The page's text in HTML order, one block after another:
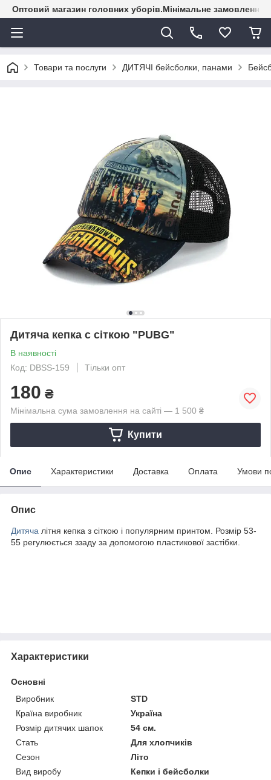
Оптовий магазин головних уборів.Мінімальне замовлення
Товари та послуги ДИТЯЧІ бейсболки, панами
Дитяча кепка c сіткою "PUBG"
В наявності
Код: DBSS-159
Тільки опт
180 ₴
Мінімальна сума замовлення на сайті — 1 500 ₴
Купити
Опис Характеристики Доставка Оплата Умови
Опис
Дитяча літня кепка з сіткою і популярним принтом. Розмір 53-
55 регулюється ззаду за допомогою пластикової застібки.
Характеристики
Основні
Виробник
STD
Країна виробник
Україна
Розмір дитячих шапок
54 см.
Стать
Для хлопчиків
Сезон
Літо
Вид виробу
Кепки і бейсболки